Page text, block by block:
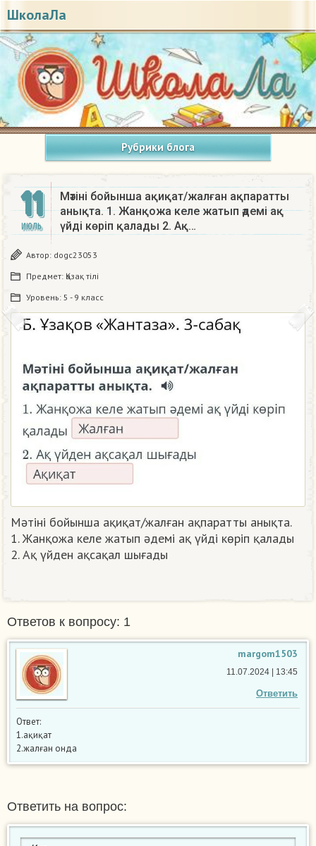
ШколаЛа
Рубрики блога
11
ИЮЛЬ
Мәтіні бойынша ақиқат/жалған ақпаратты
анықта. 1. Жанқожа келе жатып әдемі ақ
үйді көріп қалады 2. Ақ…
Автор: dogc23053
Предмет: Қазақ тiлi
Уровень: 5 - 9 класс
Мәтіні бойынша ақиқат/жалған ақпаратты анықта.
1. Жанқожа келе жатып әдемі ақ үйді көріп қалады
2. Ақ үйден ақсақал шығады
Ответов к вопросу: 1
margom1503
Ответить
11.07.2024 | 13:45
Ответ:
1.ақиқат
2.жалған онда
Ответить на вопрос: